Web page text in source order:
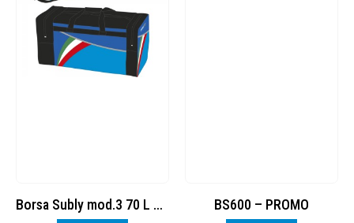
Borsa Subly mod.3 70 L cod. 8374965 BS600 – PROMO